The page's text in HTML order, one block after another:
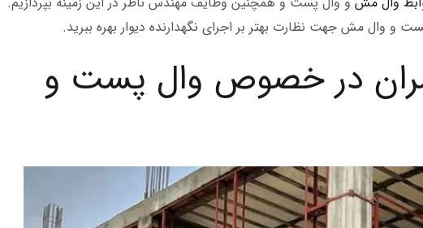
وال مش جهت نظارت بهتر بر اجرای نگهدارنده دیوار بهره ببرید.
در خصوص وال پست و